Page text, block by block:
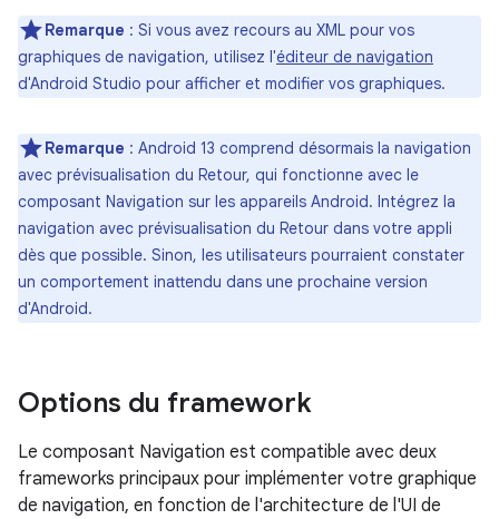
Remarque : Si vous avez recours au XML pour vos
graphiques de navigation, utilisez l'éditeur de navigation
d'Android Studio pour afficher et modifier vos graphiques.
Remarque : Android 13 comprend désormais la navigation
avec prévisualisation du Retour, qui fonctionne avec le
composant Navigation sur les appareils Android. Intégrez la
navigation avec prévisualisation du Retour dans votre appli
dès que possible. Sinon, les utilisateurs pourraient constater
un comportement inattendu dans une prochaine version
d'Android.
Options du framework
Le composant Navigation est compatible avec deux
frameworks principaux pour implémenter votre graphique
de navigation, en fonction de l'architecture de l'UI de